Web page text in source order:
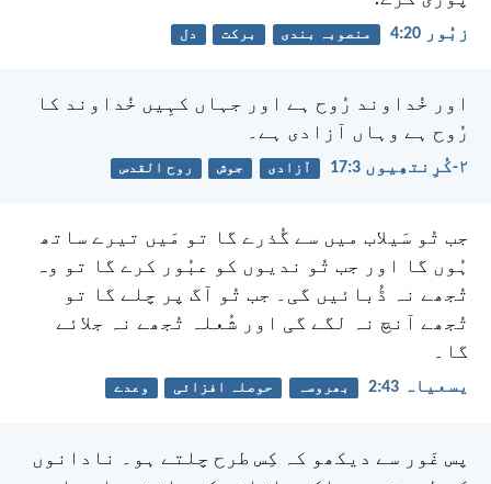
زبُور 20:‏4 منصوبہ بندی برکت دل
اور خُداوند رُوح ہے اور جہاں کہِیں خُداوند کا
رُوح ہے وہاں آزادی ہے۔
۲-کُرِنتھِیوں 3:‏17 آزادی جوش روح القدس
جب تُو سَیلاب میں سے گُذرے گا تو مَیں تیرے ساتھ
ہُوں گا
اور جب تُو ندیوں کو عبُور کرے گا تو وہ
تُجھے نہ ڈُبائیں گی۔ جب تُو آگ پر چلے گا تو
تُجھے آنچ نہ لگے گی اور شُعلہ تُجھے نہ جلائے
گا۔
یسعیاہ 43:‏2 بھروسہ حوصلہ افزائی وعدے
پس غَور سے دیکھو کہ کِس طرح چلتے ہو۔ نادانوں